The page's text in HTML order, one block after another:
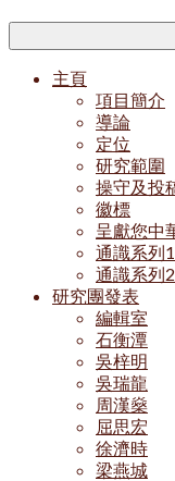
主頁
項目簡介
導論
定位
研究範圍
操守及投
徽標
呈獻您中
通識系列
通識系列
研究團發表
編輯室
石衡潭
吳梓明
吳瑞龍
周漢燊
屈思宏
徐濟時
梁燕城